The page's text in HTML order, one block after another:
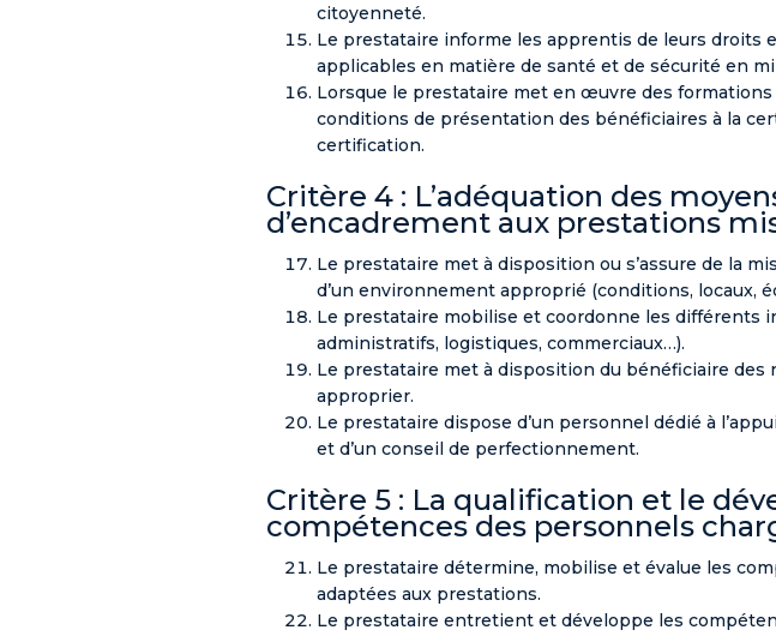
citoyenneté.
Le prestataire informe les apprentis de leurs droits
applicables en matière de santé et de sécurité en
Lorsque le prestataire met en œuvre des
conditions de présentation des bénéficiaires à la
certification.
Critère 4 : L’adéquation des
d’encadrement aux prestations
Le prestataire met à disposition ou s’assure de la
d’un environnement approprié (conditions, locaux,
Le prestataire mobilise et coordonne les différents
administratifs, logistiques, commerciaux…).
Le prestataire met à disposition du bénéficiaire des
approprier.
Le prestataire dispose d’un personnel dédié à
et d’un conseil de perfectionnement.
Critère 5 : La qualification et le
compétences des personnels
Le prestataire détermine, mobilise et évalue les
adaptées aux prestations.
Le prestataire entretient et développe les